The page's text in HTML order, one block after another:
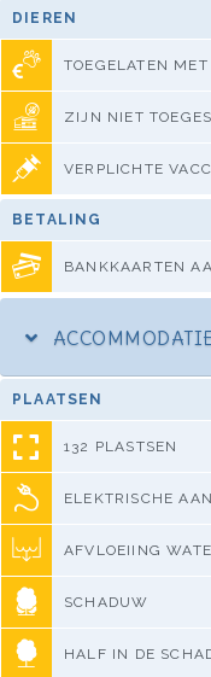
DIEREN
TOEGELATEN MET
ZIJN NIET
VERPLICHTE
BETALING
BANKKAARTEN
PLAATSEN
132 PLASTSEN
ELEKTRISCHE
AFVLOEIING
SCHADUW
HALF IN DE